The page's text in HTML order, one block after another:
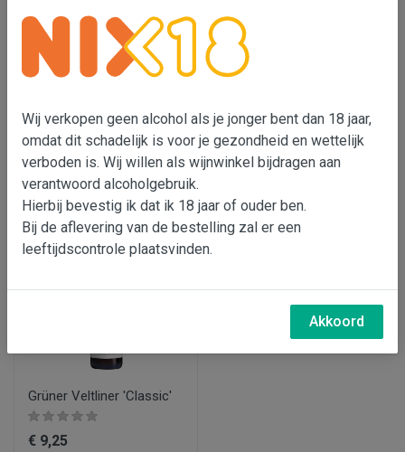
Grüner Veltliner 'Ried
Engabrunner Stein'
€ 15,95
In wijnmand
Blauer Zweigelt 'Classic'
€ 9,25
In wijnmand
Grüner Veltliner 'Classic'
€ 9,25
Wij verkopen geen alcohol als je jonger bent dan 18 jaar,
omdat dit schadelijk is voor je gezondheid en wettelijk
verboden is. Wij willen als wijnwinkel bijdragen aan
verantwoord alcoholgebruik.
Hierbij bevestig ik dat ik 18 jaar of ouder ben.
Bij de aflevering van de bestelling zal er een
leeftijdscontrole plaatsvinden.
Akkoord